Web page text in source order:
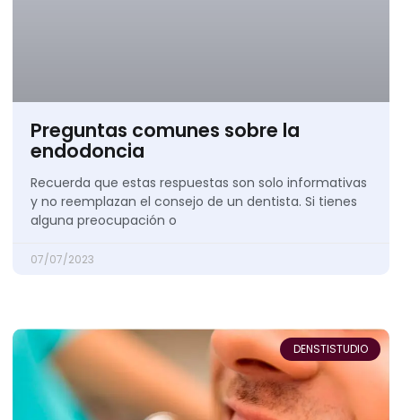
Preguntas comunes sobre la
endodoncia
Recuerda que estas respuestas son solo informativas
y no reemplazan el consejo de un dentista. Si tienes
alguna preocupación o
07/07/2023
DENSTISTUDIO